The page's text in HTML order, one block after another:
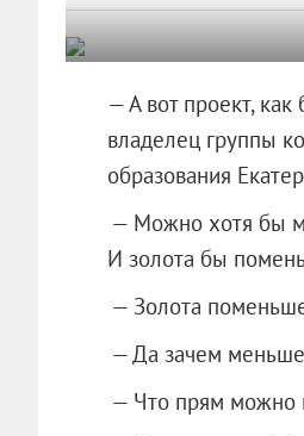
— А вот проект,
владелец группы
образования
— Можно хотя бы
И золота бы
— Золота
— Да зачем
— Что прям можно